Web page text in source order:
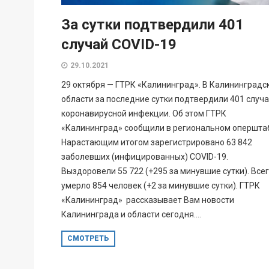
За сутки подтвердили 401
случай COVID-19
29.10.2021
29 октября — ГТРК «Калининград». В
области за последние сутки подтвердили 401
коронавирусной инфекции. Об этом ГТРК
«Калининград» сообщили в региональном
Нарастающим итогом зарегистрировано 63 842
заболевших (инфицированных) COVID-19.
Выздоровели 55 722 (+295 за минувшие сутки).
умерло 854 человек (+2 за минувшие сутки). ГТРК
«Калининград» рассказывает Вам новости
Калининграда и области сегодня....
СМОТРЕТЬ